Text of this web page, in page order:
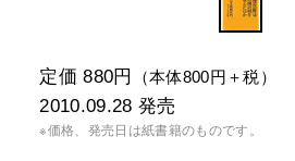
定価 880円 （本体800円＋税）
2010.09.28 発売
※価格、発売日は紙書籍のものです。